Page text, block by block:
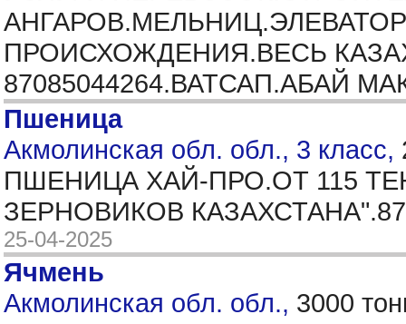
ПРОИСХОЖДЕНИЯ.ВЕСЬ
87085044264.ВАТСАП.АБАЙ
Пшеница
Акмолинская обл. обл., 3 класс,
ПШЕНИЦА ХАЙ-ПРО.ОТ 115
ЗЕРНОВИКОВ
25-04-2025
Ячмень
Акмолинская обл. обл., 3000